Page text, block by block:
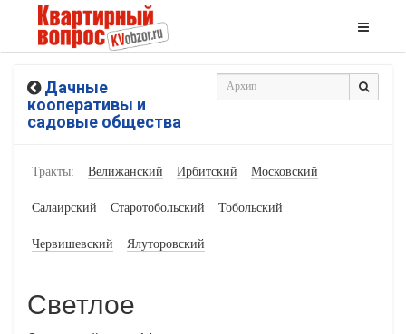
Дачные
кооперативы и
садовые общества
Тракты: Велижанский Ирбитский Московский
Салаирский Старотобольский Тобольский
Червишевский Ялуторовский
Светлое